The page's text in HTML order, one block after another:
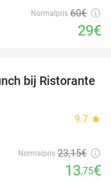
Normalpris 60€
29€
41%
bij Ristorante
9.7 star
Normalpris 23,15€
13,75€